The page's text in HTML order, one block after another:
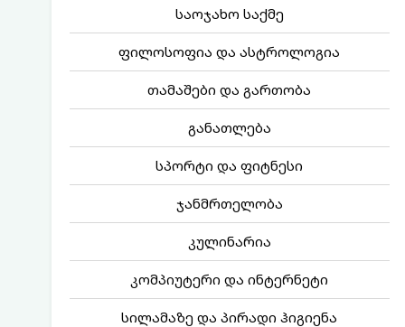
საოჯახო საქმე
ფილოსოფია და ასტროლოგია
თამაშები და გართობა
განათლება
სპორტი და ფიტნესი
ჯანმრთელობა
კულინარია
კომპიუტერი და ინტერნეტი
სილამაზე და პირადი ჰიგიენა